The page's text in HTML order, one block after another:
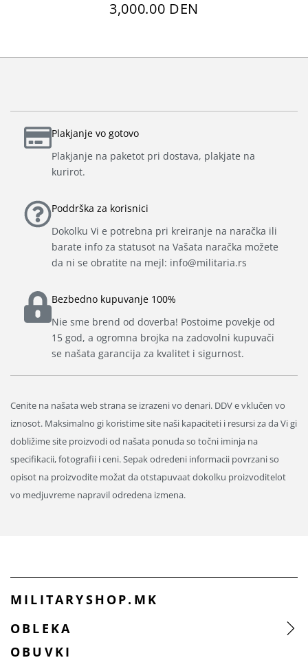
3,000.00 DEN
Plakjanje vo gotovo
Plakjanje na paketot pri dostava, plakjate na
kurirot.
Poddrška za korisnici
Dokolku Vi e potrebna pri kreiranje na naračka ili
barate info za statusot na Vašata naračka možete
da ni se obratite na mejl: info@militaria.rs
Bezbedno kupuvanje 100%
Nie sme brend od doverba! Postoime povekje od
15 god, a ogromna brojka na zadovolni kupuvači
se našata garancija za kvalitet i sigurnost.
Cenite na našata web strana se izrazeni vo denari. DDV e vklučen vo
iznosot. Maksimalno gi koristime site naši kapaciteti i resursi za da Vi gi
dobližime site proizvodi od našata ponuda so točni iminja na
specifikacii, fotografii i ceni. Sepak odredeni informacii povrzani so
opisot na proizvodite možat da otstapuvaat dokolku proizvoditelot
vo medjuvreme napravil odredena izmena.
MILITARYSHOP.MK
OBLEKA
OBUVKI